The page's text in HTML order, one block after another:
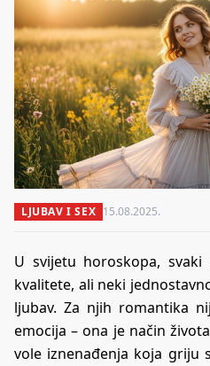
LJUBAV I SEX 15.08.2025.
U svijetu horoskopa,
kvalitete, ali neki
ljubav. Za njih romantika
emocija – ona je način
vole iznenađenja koja griju